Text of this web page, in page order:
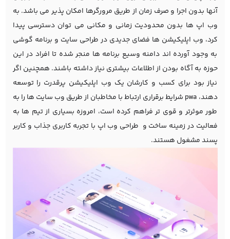
آنها بدون اجرا و صرف زمان از طریق مرورگرها امکان پذیر می باشد. به
وب اپ ها بدون محدودیت زمانی و مکانی می توان دسترسی پیدا
کرد، وب اپلیکیشن ها فضای جدیدی در طراحی سایت و برنامه گوشی
به وجود آورده اند دامنه وسیع برنامه ها منجر شده تا افراد در این
حوزه به آگاه بودن از اطلاعات بیشتری نیاز داشته باشند. همچنین اگر
نیاز بود برای کسب و کارشان یک وب اپلیکیشن پرقدرت را توسعه
دهند، pwa شرایط برقراری ارتباط با مخاطبان از طریق وب سایت ها را به
طور موثرتر و قوی تر فراهم کرده است، امروزه بسیاری از تیم ها به
فعالیت در زمینه ساخت و طراحی وب اپ با تجربه کاربری جذاب و کاربر
پسند مشغول هستند.